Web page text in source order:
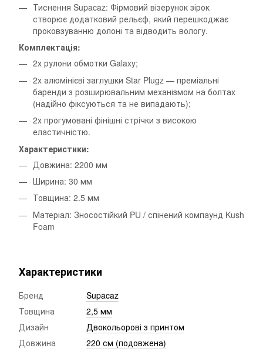
Тиснення Supacaz: Фірмовий візерунок зірок
створює додатковий рельєф, який перешкоджає
проковзуванню долоні та відводить вологу.
Комплектація:
2х рулони обмотки Galaxy;
2х алюмінієві заглушки Star Plugz — преміальні
баренди з розширювальним механізмом на болтах
(надійно фіксуються та не випадають);
2х прогумовані фінішні стрічки з високою
еластичністю.
Характеристики:
Довжина: 2200 мм
Ширина: 30 мм
Товщина: 2.5 мм
Матеріал: Зносостійкий PU / спінений компаунд Kush
Foam
Характеристики
Бренд
Supacaz
Товщина
2,5 мм
Дизайн
Двокольорові з принтом
Довжина
220 см (подовжена)